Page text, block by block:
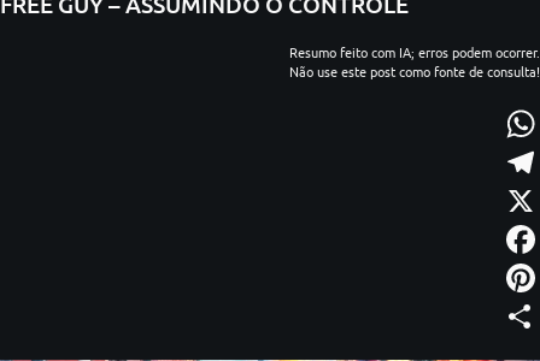
Resumo feito com IA; erros podem ocorrer.
Não use este post como fonte de consulta!